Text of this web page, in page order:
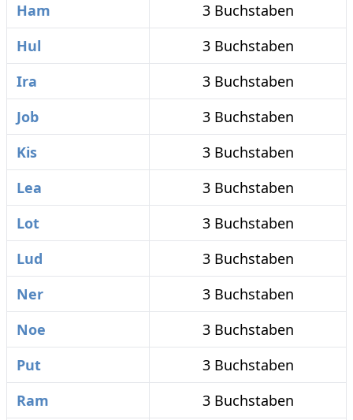
Ham
3 Buchstaben
Hul
3 Buchstaben
Ira
3 Buchstaben
Job
3 Buchstaben
Kis
3 Buchstaben
Lea
3 Buchstaben
Lot
3 Buchstaben
Lud
3 Buchstaben
Ner
3 Buchstaben
Noe
3 Buchstaben
Put
3 Buchstaben
Ram
3 Buchstaben